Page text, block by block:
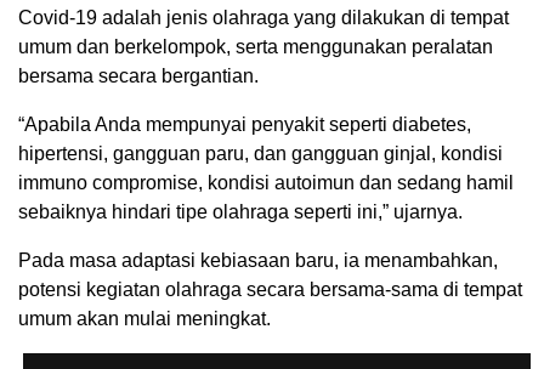
Covid-19 adalah jenis olahraga yang dilakukan di tempat
umum dan berkelompok, serta menggunakan peralatan
bersama secara bergantian.
“Apabila Anda mempunyai penyakit seperti diabetes,
hipertensi, gangguan paru, dan gangguan ginjal, kondisi
immuno compromise, kondisi autoimun dan sedang hamil
sebaiknya hindari tipe olahraga seperti ini,” ujarnya.
Pada masa adaptasi kebiasaan baru, ia menambahkan,
potensi kegiatan olahraga secara bersama-sama di tempat
umum akan mulai meningkat.